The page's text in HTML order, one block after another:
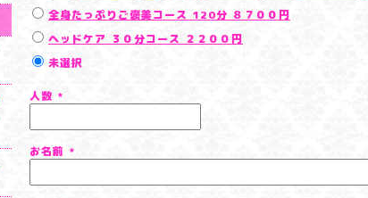
全身たっぷりご褒美コース 120分 ８７００円
ヘッドケア ３０分コース ２２００円
未選択
人数 *
お名前 *